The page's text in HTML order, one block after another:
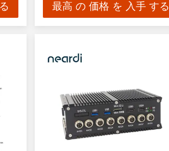
最高 の 価格 を 入手 する